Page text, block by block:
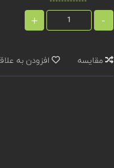
-
+
مقایسه افزودن به